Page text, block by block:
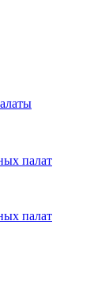
палат
палат